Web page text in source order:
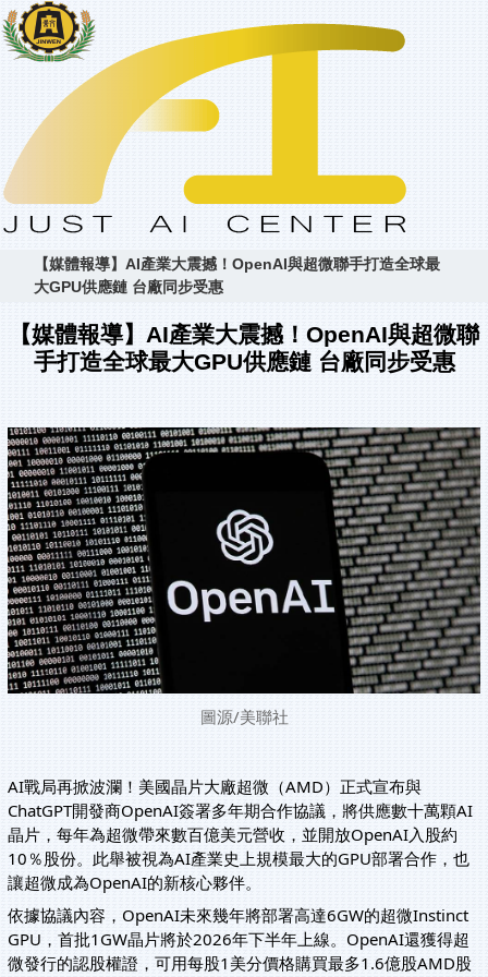
【媒體報導】AI產業大震撼！OpenAI與超微聯手打造全球最
大GPU供應鏈 台廠同步受惠
【媒體報導】AI產業大震撼！OpenAI與超微聯
手打造全球最大GPU供應鏈 台廠同步受惠
圖源/美聯社
AI戰局再掀波瀾！美國晶片大廠超微（AMD）正式宣布與
ChatGPT開發商OpenAI簽署多年期合作協議，將供應數十萬顆AI
晶片，每年為超微帶來數百億美元營收，並開放OpenAI入股約
10％股份。此舉被視為AI產業史上規模最大的GPU部署合作，也
讓超微成為OpenAI的新核心夥伴。
依據協議內容，OpenAI未來幾年將部署高達6GW的超微Instinct
GPU，首批1GW晶片將於2026年下半年上線。OpenAI還獲得超
微發行的認股權證，可用每股1美分價格購買最多1.6億股AMD股